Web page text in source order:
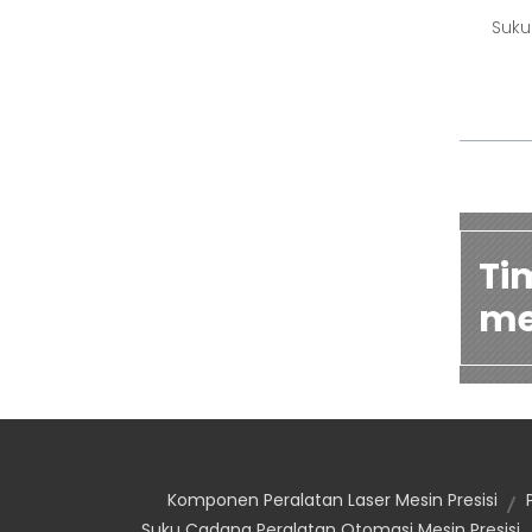
Komponen Peralatan Laser Mesin Presisi